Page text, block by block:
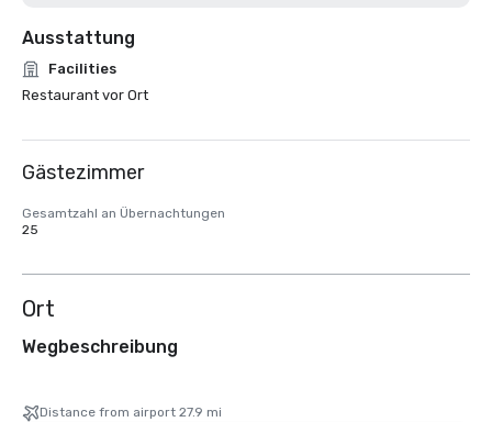
Ausstattung
Facilities
Restaurant vor Ort
Gästezimmer
Gesamtzahl an Übernachtungen
25
Ort
Wegbeschreibung
Distance from airport 27.9 mi